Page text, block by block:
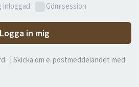
inloggad Göm session
Logga in mig
Skicka om e-postmeddelandet med